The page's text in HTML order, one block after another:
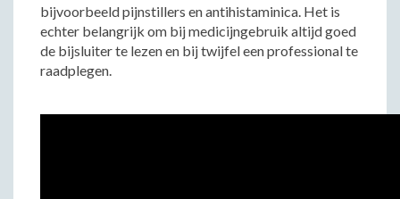
bijvoorbeeld pijnstillers en antihistaminica. Het is
echter belangrijk om bij medicijngebruik altijd goed
de bijsluiter te lezen en bij twijfel een professional te
raadplegen.